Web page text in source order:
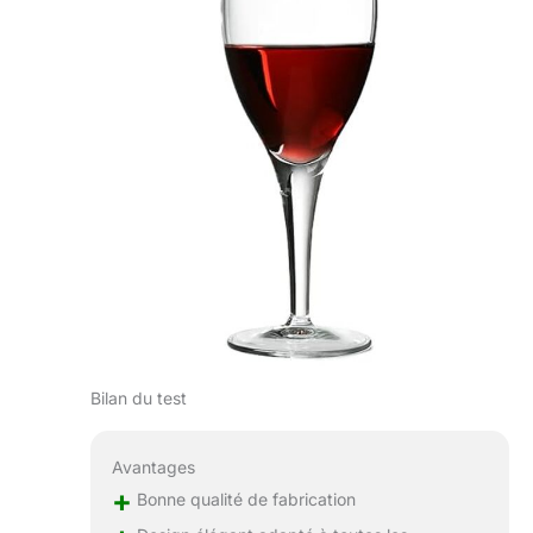
Bilan du test
Avantages
+ Bonne qualité de fabrication